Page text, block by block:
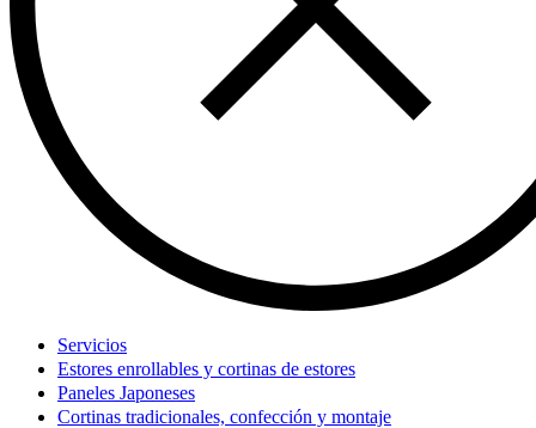
Servicios
Estores enrollables y cortinas de estores
Paneles Japoneses
Cortinas tradicionales, confección y montaje